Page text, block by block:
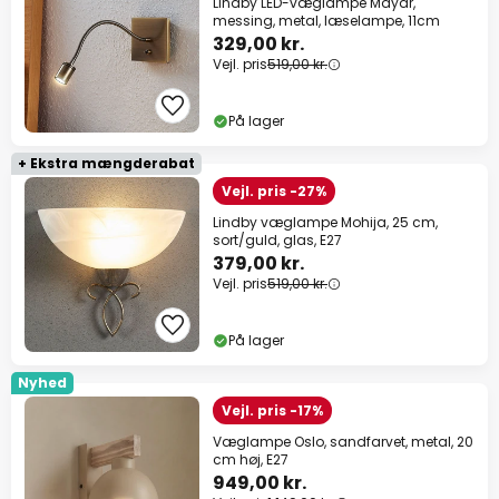
messing, metal, læselampe, 11cm
329,00 kr.
Vejl. pris519,00 kr.
På lager
+ Ekstra mængderabat
Vejl. pris -27%
Lindby væglampe Mohija, 25 cm,
sort/guld, glas, E27
379,00 kr.
Vejl. pris519,00 kr.
På lager
Nyhed
Vejl. pris -17%
Væglampe Oslo, sandfarvet, metal, 20
cm høj, E27
949,00 kr.